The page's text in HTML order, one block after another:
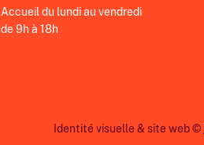
Accueil du lundi au vendredi
de 9h à 18h
Identité visuelle & site web ©